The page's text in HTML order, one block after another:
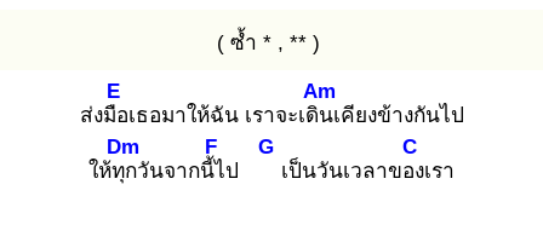
( ซ้ำ * , ** )
ส่งมือ
E
เธอมาให้ฉัน เราจะเดิน
Am
เคียงข้างกันไป
ให้ทุก
Dm
วันจากนี้ไ
F
ป
G
เป็นวันเวลาของ
C
เรา